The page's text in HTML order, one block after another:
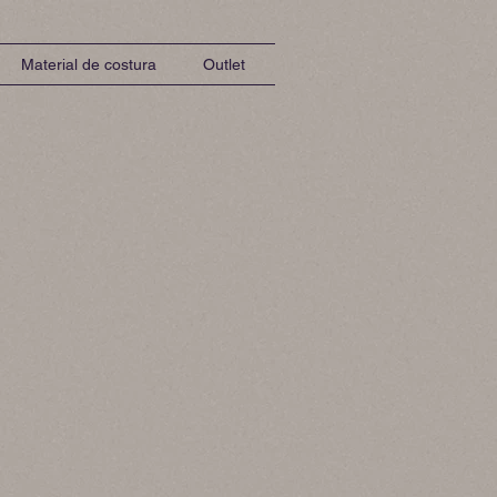
Material de costura Outlet